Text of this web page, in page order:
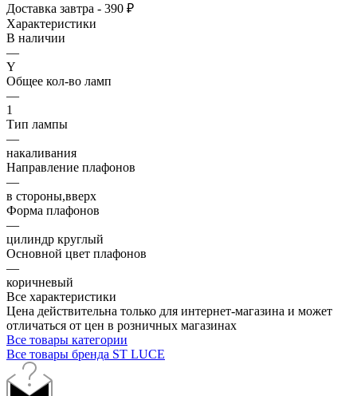
Доставка завтра - 390 ₽
Характеристики
В наличии
—
Y
Общее кол-во ламп
—
1
Тип лампы
—
накаливания
Направление плафонов
—
в стороны,вверх
Форма плафонов
—
цилиндр круглый
Основной цвет плафонов
—
коричневый
Все характеристики
Цена действительна только для интернет-магазина и может
отличаться от цен в розничных магазинах
Все товары категории
Все товары бренда ST LUCE